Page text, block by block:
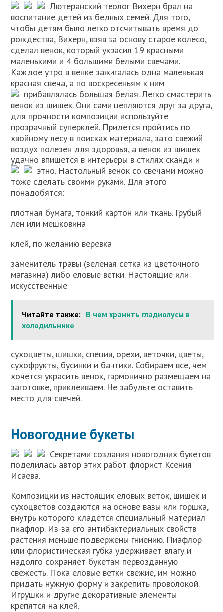
Лютеранский теолог Вихерн брал на
воспитание детей из бедных семей. Для того,
чтобы детям было легко отсчитывать время до
рождества, Вихерн, взяв за основу старое колесо,
сделал венок, который украсил 19 красными
маленькими и 4 большими белыми свечами.
Каждое утро в венке зажигалась одна маленькая
красная свеча, а по воскресеньям к ним
прибавлялась большая белая.Легко смастерить
венок из шишек. Они сами цепляются друг за друга,
для прочности композиции используйте
прозрачный суперклей. Придется пройтись по
хвойному лесу в поисках материала, зато свежий
воздух полезен для здоровья, а венок из шишек
удачно впишется в интерьеры в стилях сканди и
этно. Настольный венок со свечами можно
тоже сделать своими руками. Для этого
понадобятся:
плотная бумага, тонкий картон или ткань. Грубый
лен или мешковина
клей, по желанию веревка
заменитель травы (зеленая сетка из цветочного
магазина) либо еловые ветки. Настоящие или
искусственные
Читайте также: В чем хранить гладиолусы в
холодильнике
сухоцветы, шишки, специи, орехи, веточки, цветы,
сухофрукты, бусинки и бантики. Собираем все, чем
хочется украсить венок, гармонично размещаем на
заготовке, приклеиваем. Не забудьте оставить
место для свечей.
Новогодние букеты
Секретами создания новогодних букетов
поделилась автор этих работ флорист Ксения
Исаева.
Композиции из настоящих еловых веток, шишек и
сухоцветов создаются на основе вазы или горшка,
внутрь которого кладется специальный материал
пиафлор. Из-за его антибактериальных свойств
растения меньше подвержены гниению. Пиафлор
или флористическая губка удерживает влагу и
надолго сохраняет букетам первозданную
свежесть. Пока еловые ветки свежие, им можно
придать нужную форму и закрепить проволокой.
Игрушки и другие декоративные элементы
крепятся на клей.